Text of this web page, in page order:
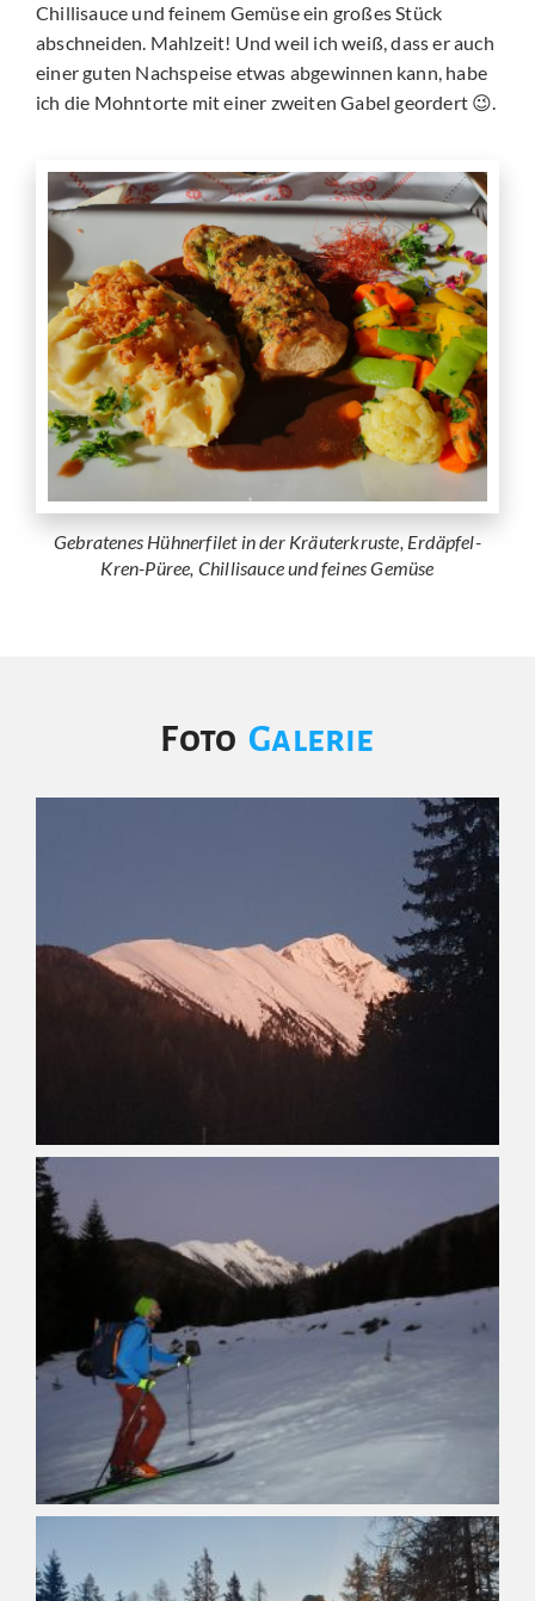
Chillisauce und feinem Gemüse ein großes Stück
abschneiden. Mahlzeit! Und weil ich weiß, dass er auch
einer guten Nachspeise etwas abgewinnen kann, habe
ich die Mohntorte mit einer zweiten Gabel geordert 😉.
Gebratenes Hühnerfilet in der Kräuterkruste, Erdäpfel-
Kren-Püree, Chillisauce und feines Gemüse
Foto Galerie